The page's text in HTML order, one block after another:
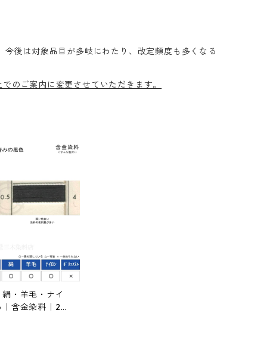
後は対象品目が多岐にわたり、改定頻度も多くなる
のご案内に変更させていただきます。
・羊毛・ナイ
含金染料｜20g